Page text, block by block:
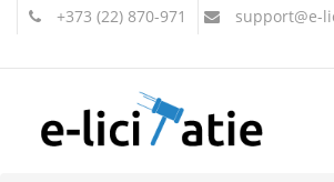
+373 (22) 870-971 support@e-